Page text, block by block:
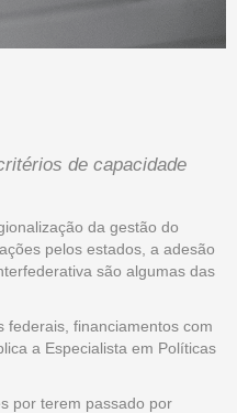
de capacidade
da gestão do
pelos estados, a adesão
são algumas das
federais, financiamentos com
a Especialista em Políticas
por terem passado por